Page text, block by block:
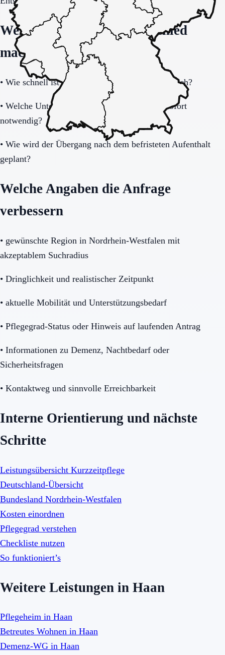
Welche Fragen den Unterschied
machen
• Wie schnell ist eine Aufnahme realistisch möglich?
• Welche Unterlagen und Informationen sind sofort
notwendig?
• Wie wird der Übergang nach dem befristeten Aufenthalt
geplant?
Welche Angaben die Anfrage
verbessern
• gewünschte Region in Nordrhein-Westfalen mit
akzeptablem Suchradius
• Dringlichkeit und realistischer Zeitpunkt
• aktuelle Mobilität und Unterstützungsbedarf
• Pflegegrad-Status oder Hinweis auf laufenden Antrag
• Informationen zu Demenz, Nachtbedarf oder
Sicherheitsfragen
• Kontaktweg und sinnvolle Erreichbarkeit
Interne Orientierung und nächste
Schritte
Leistungsübersicht Kurzzeitpflege
Deutschland-Übersicht
Bundesland Nordrhein-Westfalen
Kosten einordnen
Pflegegrad verstehen
Checkliste nutzen
So funktioniert’s
Weitere Leistungen in Haan
Pflegeheim in Haan
Betreutes Wohnen in Haan
Demenz-WG in Haan